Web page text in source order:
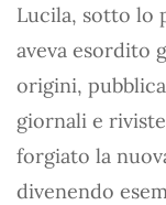
Lucila, sotto lo
aveva esordito
origini,
giornali e
forgiato la
divenendo